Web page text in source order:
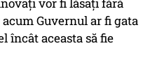
vor fi lăsați fără
Guvernul ar fi gata
încât aceasta să fie